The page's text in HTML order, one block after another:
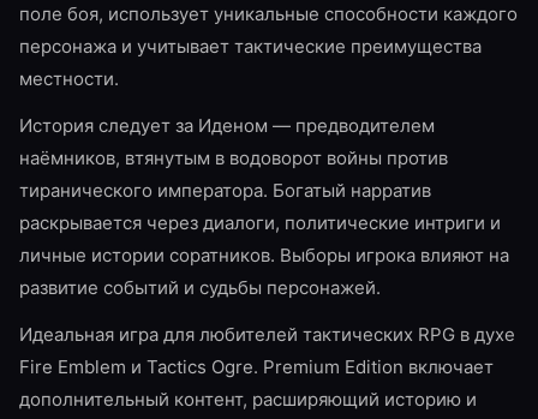
поле боя, использует уникальные способности каждого
персонажа и учитывает тактические преимущества
местности.
История следует за Иденом — предводителем
наёмников, втянутым в водоворот войны против
тиранического императора. Богатый нарратив
раскрывается через диалоги, политические интриги и
личные истории соратников. Выборы игрока влияют на
развитие событий и судьбы персонажей.
Идеальная игра для любителей тактических RPG в духе
Fire Emblem и Tactics Ogre. Premium Edition включает
дополнительный контент, расширяющий историю и